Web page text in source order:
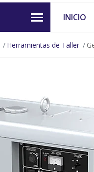
INICIO
Herramientas de Taller